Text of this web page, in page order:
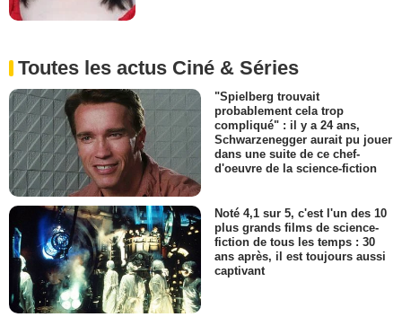
Toutes les actus Ciné & Séries
"Spielberg trouvait
probablement cela trop
compliqué" : il y a 24 ans,
Schwarzenegger aurait pu jouer
dans une suite de ce chef-
d'oeuvre de la science-fiction
Noté 4,1 sur 5, c'est l'un des 10
plus grands films de science-
fiction de tous les temps : 30
ans après, il est toujours aussi
captivant